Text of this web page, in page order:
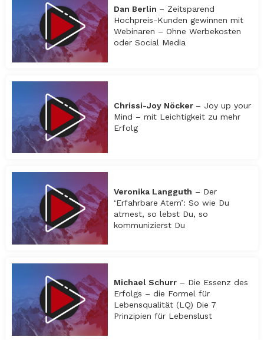
Dan Berlin – Zeitsparend
Hochpreis-Kunden gewinnen mit
Webinaren – Ohne Werbekosten
oder Social Media
Chrissi-Joy Nöcker – Joy up your
Mind – mit Leichtigkeit zu mehr
Erfolg
Veronika Langguth – Der
‘Erfahrbare Atem’: So wie Du
atmest, so lebst Du, so
kommunizierst Du
Michael Schurr – Die Essenz des
Erfolgs – die Formel für
Lebensqualität (LQ) Die 7
Prinzipien für Lebenslust